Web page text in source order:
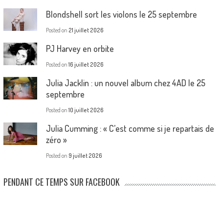
Blondshell sort les violons le 25 septembre
Posted on 21 juillet 2026
PJ Harvey en orbite
Posted on 16 juillet 2026
Julia Jacklin : un nouvel album chez 4AD le 25
septembre
Posted on 10 juillet 2026
Julia Cumming : « C’est comme si je repartais de
zéro »
Posted on 9 juillet 2026
PENDANT CE TEMPS SUR FACEBOOK